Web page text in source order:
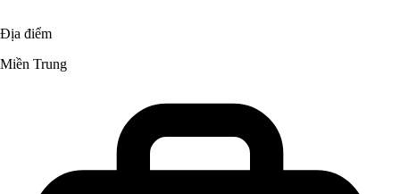
Địa điểm
Miền Trung